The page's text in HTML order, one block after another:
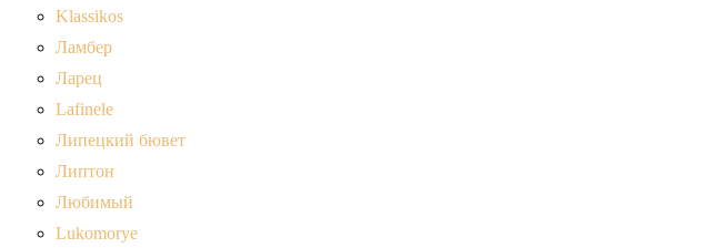
Klassikos
Ламбер
Ларец
Lafinele
Липецкий бювет
Липтон
Любимый
Lukomorye